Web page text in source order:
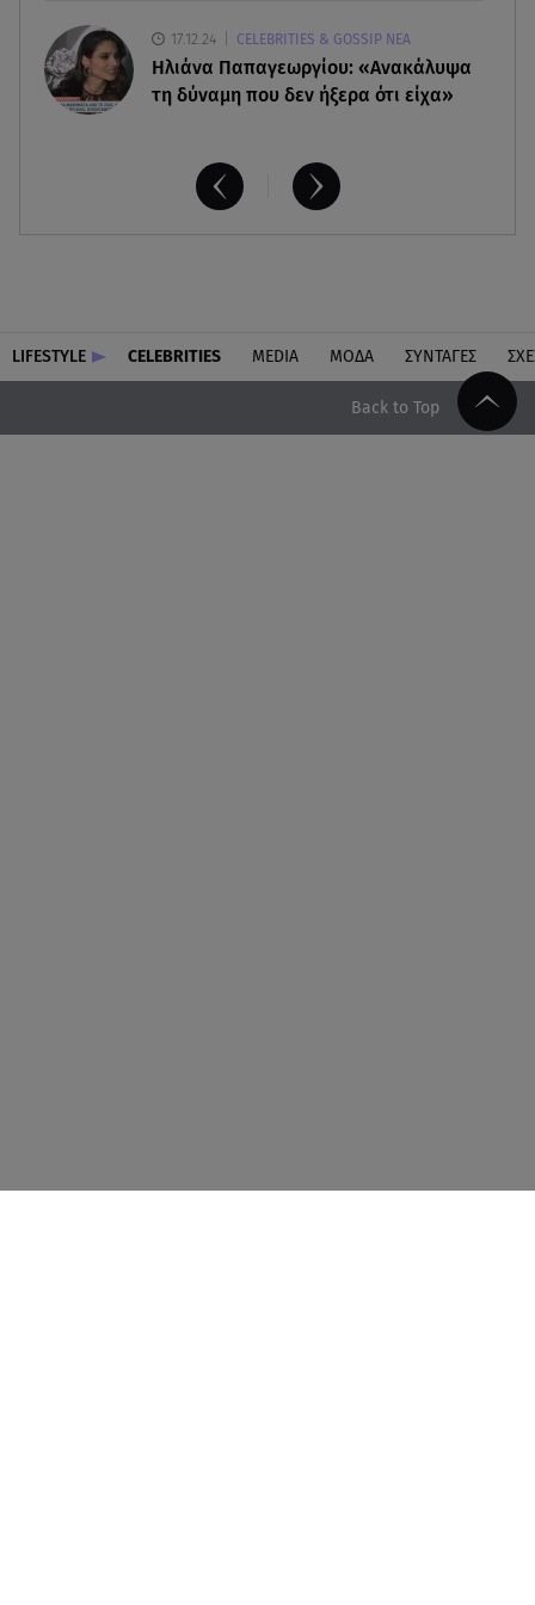
17.12.24 CELEBRITIES & GOSSIP ΝΕΑ
Ηλιάνα Παπαγεωργίου: «Ανακάλυψα
τη δύναμη που δεν ήξερα ότι είχα»
LIFESTYLE CELEBRITIES MEDIA ΜΟΔΑ ΣΥΝΤΑΓΕΣ
Back to Top